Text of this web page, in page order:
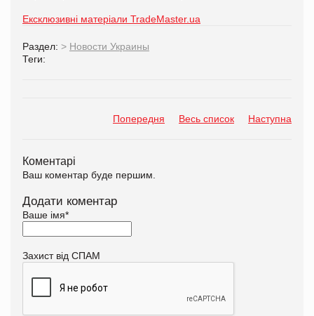
Ексклюзивні матеріали TradeMaster.ua
Раздел: > Новости Украины
Теги:
Попередня Весь список Наступна
Коментарі
Ваш коментар буде першим.
Додати коментар
Ваше імя*
Захист від СПАМ